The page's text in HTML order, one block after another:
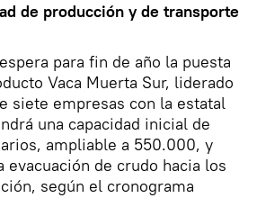
de producción y de transporte
para fin de año la puesta
Vaca Muerta Sur, liderado
siete empresas con la estatal
una capacidad inicial de
ampliable a 550.000, y
de crudo hacia los
según el cronograma